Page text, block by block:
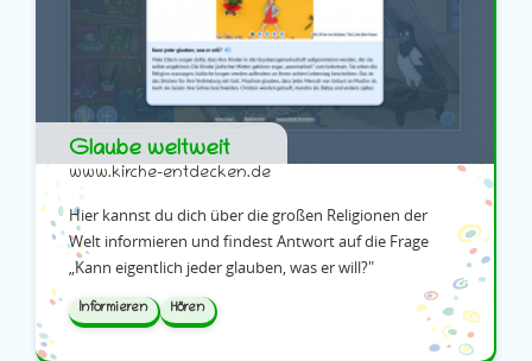
Glaube weltweit
www.kirche-entdecken.de
Hier kannst du dich über die großen Religionen der
Welt informieren und findest Antwort auf die Frage
„Kann eigentlich jeder glauben, was er will?"
Informieren Hören